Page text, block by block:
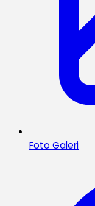
Foto Galeri